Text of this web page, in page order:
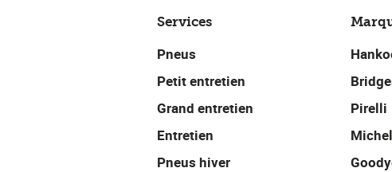
Services
Pneus
Petit entretien
Grand entretien
Entretien
Pneus hiver
Pirelli